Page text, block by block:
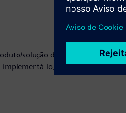
solução do Siemens
implementá-lo, integrá-